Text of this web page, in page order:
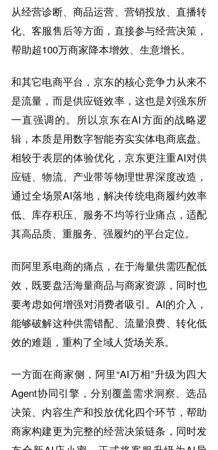
从经营诊断、商品运营、营销投放、直播转
化、客服售后等方面，直接参与经营决策，
帮助超100万商家降本增效、生意增长。
和其它电商平台，京东的核心竞争力从来不
是流量，而是供应链效率，这也是刘强东所
一直强调的。所以京东在AI方面的战略逻
辑，本质是用数字智能夯实实体电商底盘。
相较于表层的体验优化，京东更注重AI对供
应链、物流、产业带等物理世界深度改造，
通过全场景AI落地，解决传统电商履约效率
低、库存积压、服务不均等行业痛点，适配
其高品质、重服务、强履约的平台定位。
而阿里系电商的痛点，在于海量供需匹配低
效，既要盘活海量商品与商家资源，同时也
要考虑如何增强对消费者吸引。AI的介入，
能够破解这种供需错配、流量浪费、转化低
效的难题，重构了全域人货场关系。
一方面在商家侧，阿里“AI万相”升级为四大
Agent协同引擎，分别覆盖需求洞察、选品
决策、内容生产和投放优化四个环节，帮助
商家构建更为完整的经营决策链条，同时发